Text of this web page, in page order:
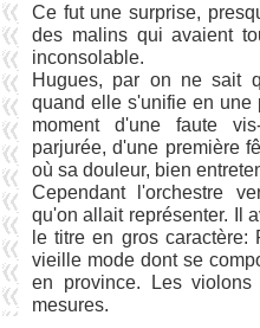
Ce fut une surprise,
des malins qui avaient
inconsolable.
Hugues, par on ne sait
quand elle s'unifie en une
moment d'une faute
parjurée, d'une première
où sa douleur, bien
Cependant l'orchestre
qu'on allait représenter. Il
le titre en gros
vieille mode dont se
en province. Les violons
mesures.